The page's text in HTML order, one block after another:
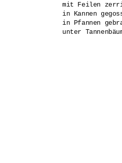
mit Feilen
in Kannen
in Pfannen
unter